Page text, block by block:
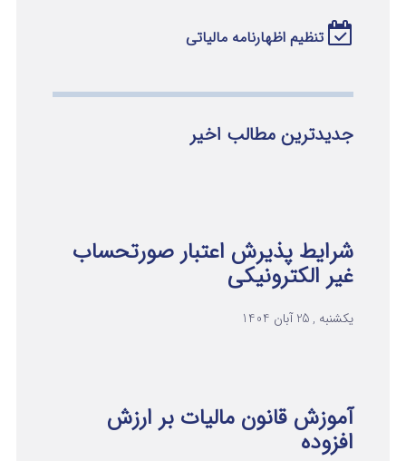
تنظیم اظهارنامه مالیاتی
جدیدترین مطالب اخیر
شرایط پذیرش اعتبار صورتحساب
غیر الکترونیکی
یکشنبه , 25 آبان 1404
آموزش قانون مالیات بر ارزش
افزوده